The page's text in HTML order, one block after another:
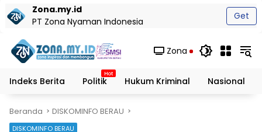
Zona.my.id
PT Zona Nyaman Indonesia
Get
Zona
Indeks Berita Politik Hukum Kriminal Nasional
Beranda DISKOMINFO BERAU
DISKOMINFO BERAU